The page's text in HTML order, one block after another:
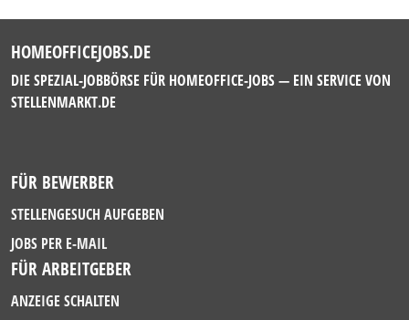
HOMEOFFICEJOBS.DE
DIE SPEZIAL-JOBBÖRSE FÜR HOMEOFFICE-JOBS — EIN SERVICE VON
STELLENMARKT.DE
FÜR BEWERBER
STELLENGESUCH AUFGEBEN
JOBS PER E-MAIL
FÜR ARBEITGEBER
ANZEIGE SCHALTEN